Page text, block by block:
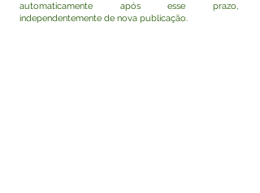
automaticamente após esse prazo,
independentemente de nova publicação.